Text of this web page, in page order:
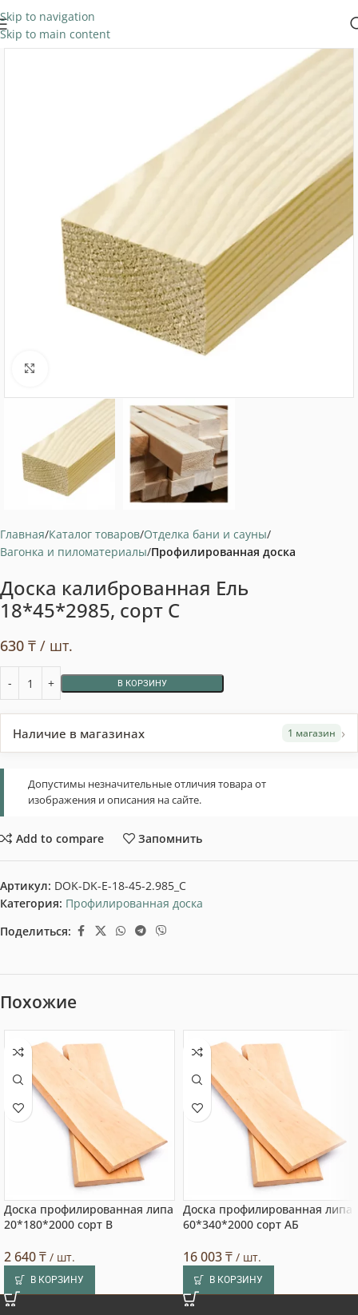
Skip to navigation
Skip to main content
Главная Каталог товаров Отделка бани и сауны
Вагонка и пиломатериалы Профилированная доска
Доска калиброванная Ель
18*45*2985, сорт С
630 ₸ / шт.
В КОРЗИНУ
Наличие в магазинах 1 магазин ›
Допустимы незначительные отличия товара от
изображения и описания на сайте.
Add to compare Запомнить
Артикул: DOK-DK-E-18-45-2.985_C
Категория: Профилированная доска
Поделиться:
Похожие
Доска профилированная липа
20*180*2000 сорт В
2 640₸ / шт.
В КОРЗИНУ
Доска профилированная липа
60*340*2000 сорт АБ
16 003₸ / шт.
В КОРЗИНУ